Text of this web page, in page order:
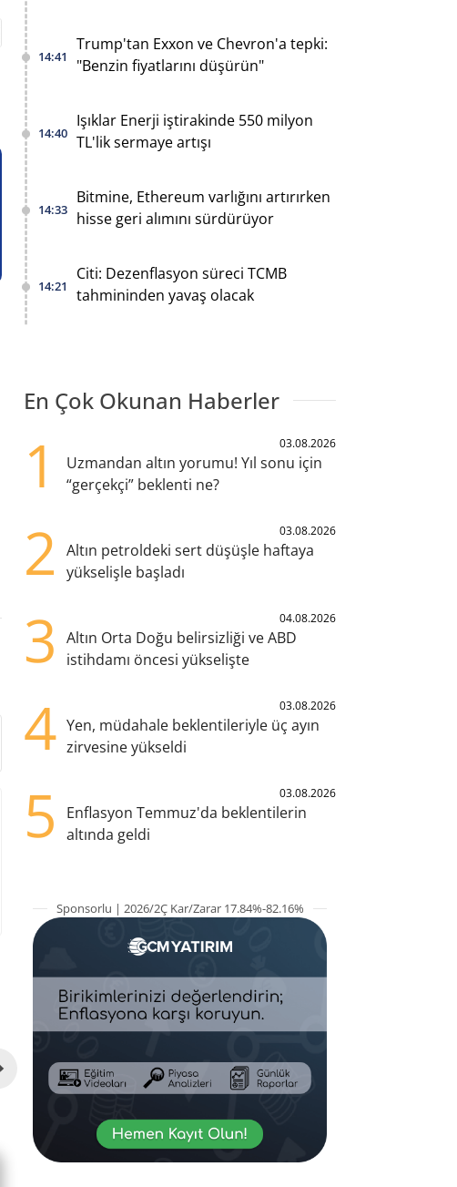
14:41
Trump'tan Exxon ve Chevron'a tepki:
"Benzin fiyatlarını düşürün"
14:40
Işıklar Enerji iştirakinde 550 milyon
TL'lik sermaye artışı
14:33
Bitmine, Ethereum varlığını artırırken
hisse geri alımını sürdürüyor
14:21
Citi: Dezenflasyon süreci TCMB
tahmininden yavaş olacak
En Çok Okunan Haberler
1 03.08.2026
Uzmandan altın yorumu! Yıl sonu için
“gerçekçi” beklenti ne?
2 03.08.2026
Altın petroldeki sert düşüşle haftaya
yükselişle başladı
3 04.08.2026
Altın Orta Doğu belirsizliği ve ABD
istihdamı öncesi yükselişte
4 03.08.2026
Yen, müdahale beklentileriyle üç ayın
zirvesine yükseldi
5 03.08.2026
Enflasyon Temmuz'da beklentilerin
altında geldi
Sponsorlu | 2026/2Ç Kar/Zarar 17.84%-82.16%